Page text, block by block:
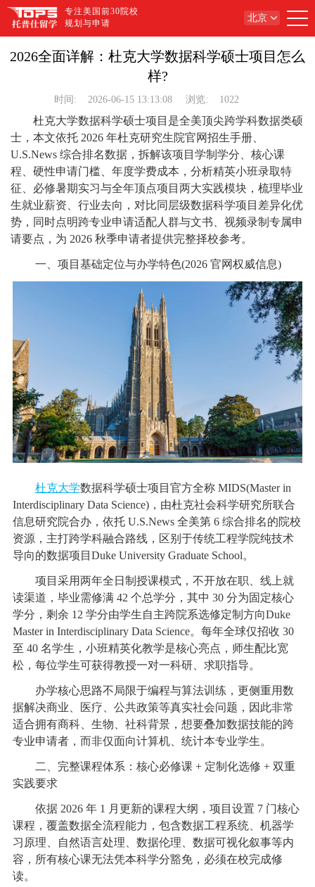
专注美国前30院校
规划与申请
北京
2026全面详解：杜克大学数据科学硕士项目怎么
样?
时间: 2026-06-15 13:13:08 浏览: 1022
杜克大学数据科学硕士项目是全美顶尖跨学科数据类硕
士，本文依托 2026 年杜克研究生院官网招生手册、
U.S.News 综合排名数据，拆解该项目学制学分、核心课
程、硬性申请门槛、年度学费成本，分析精英小班录取特
征、必修暑期实习与全年顶点项目两大实践模块，梳理毕业
生就业薪资、行业去向，对比同层级数据科学项目差异化优
势，同时点明跨专业申请适配人群与文书、视频录制专属申
请要点，为 2026 秋季申请者提供完整择校参考。
一、项目基础定位与办学特色(2026 官网权威信息)
杜克大学数据科学硕士项目官方全称 MIDS(Master in
Interdisciplinary Data Science)，由杜克社会科学研究所联合
信息研究院合办，依托 U.S.News 全美第 6 综合排名的院校
资源，主打跨学科融合路线，区别于传统工程学院纯技术
导向的数据项目Duke University Graduate School。
项目采用两年全日制授课模式，不开放在职、线上就
读渠道，毕业需修满 42 个总学分，其中 30 分为固定核心
学分，剩余 12 学分由学生自主跨院系选修定制方向Duke
Master in Interdisciplinary Data Science。每年全球仅招收 30
至 40 名学生，小班精英化教学是核心亮点，师生配比宽
松，每位学生可获得教授一对一科研、求职指导。
办学核心思路不局限于编程与算法训练，更侧重用数
据解决商业、医疗、公共政策等真实社会问题，因此非常
适合拥有商科、生物、社科背景，想要叠加数据技能的跨
专业申请者，而非仅面向计算机、统计本专业学生。
二、完整课程体系：核心必修课 + 定制化选修 + 双重
实践要求
依据 2026 年 1 月更新的课程大纲，项目设置 7 门核心
课程，覆盖数据全流程能力，包含数据工程系统、机器学
习原理、自然语言处理、数据伦理、数据可视化叙事等内
容，所有核心课无法凭本科学分豁免，必须在校完成修
读。